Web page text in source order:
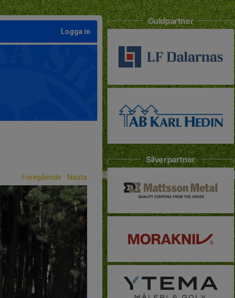
Logga in
Föregående Nästa
Guldpartner
Silverpartner